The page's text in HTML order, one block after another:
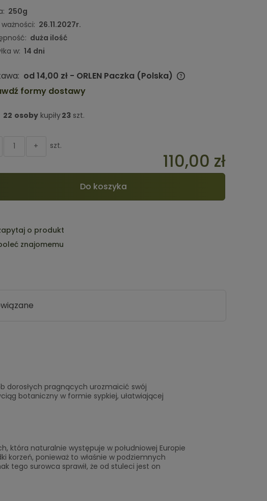
250g
26.11.2027r.
duża ilość
w: 14 dni
od 14,00 zł - ORLEN Paczka (Polska)
Cena nie zawiera ewentualnych
formy dostawy
22 osobykupiły23 szt.
+ szt.
110,00 zł
Do koszyka
o produkt
znajomemu
dorosłych pragnących urozmaicić swój
botaniczny w formie sypkiej, ułatwiającej
która naturalnie występuje w południowej Europie
korzeń, ponieważ to właśnie w podziemnych
tego surowca sprawił, że od stuleci jest on